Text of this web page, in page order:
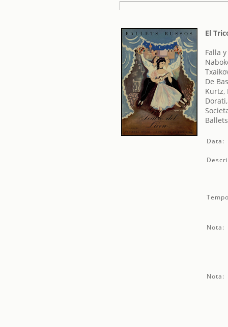
El
Falla
De
Kurtz,
Data:
Nota:
Nota: